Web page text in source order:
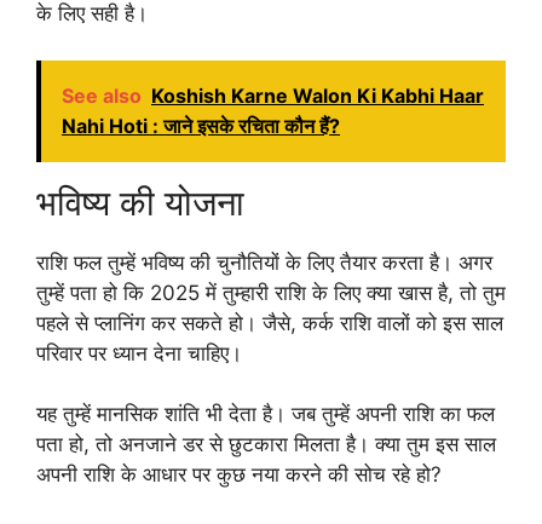
के लिए सही है।
See also Koshish Karne Walon Ki Kabhi Haar
Nahi Hoti : जाने इसके रचिता कौन हैं?
भविष्य की योजना
राशि फल तुम्हें भविष्य की चुनौतियों के लिए तैयार करता है। अगर
तुम्हें पता हो कि 2025 में तुम्हारी राशि के लिए क्या खास है, तो तुम
पहले से प्लानिंग कर सकते हो। जैसे, कर्क राशि वालों को इस साल
परिवार पर ध्यान देना चाहिए।
यह तुम्हें मानसिक शांति भी देता है। जब तुम्हें अपनी राशि का फल
पता हो, तो अनजाने डर से छुटकारा मिलता है। क्या तुम इस साल
अपनी राशि के आधार पर कुछ नया करने की सोच रहे हो?